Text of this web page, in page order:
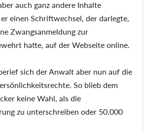
auch ganz andere Inhalte
einen Schriftwechsel, der darlegte,
Zwangsanmeldung zur
hatte, auf der Webseite online.
sich der Anwalt aber nun auf die
So blieb dem
keine Wahl, als die
zu unterschreiben oder 50.000